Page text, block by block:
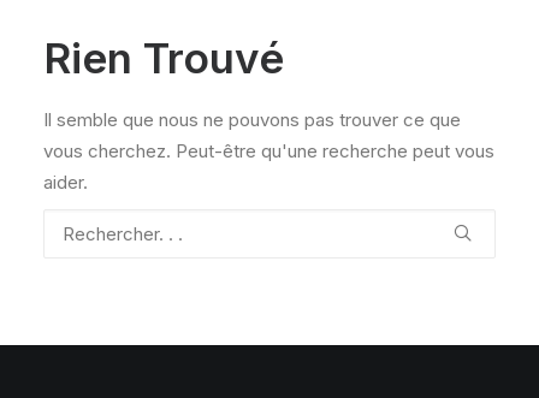
Rien Trouvé
Il semble que nous ne pouvons pas trouver ce que
vous cherchez. Peut-être qu'une recherche peut vous
aider.